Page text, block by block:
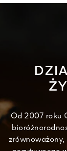
Od 2007 roku
zrównoważony,